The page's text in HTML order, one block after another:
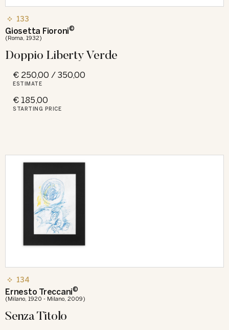
133
Giosetta Fioroni©
(Roma, 1932)
Doppio Liberty Verde
€ 250,00 / 350,00
ESTIMATE
€ 185,00
STARTING PRICE
134
Ernesto Treccani©
(Milano, 1920 - Milano, 2009)
Senza Titolo